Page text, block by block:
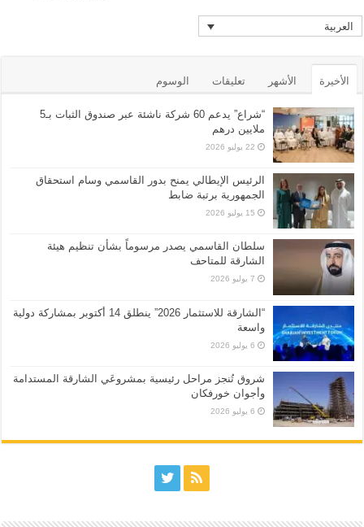
العربية
الأخيرة الأشهر تعليقات الوسوم
“شراع” يدعم 60 شركة ناشئة عبر صندوق الثبات بـ5
ملايين درهم
22 يوليو 2026
الرئيس الإيطالي يمنح بدور القاسمي وسام استحقاق
الجمهورية برتبة ضابط
15 يوليو 2026
سلطان القاسمي يصدر مرسوماً بشأن تنظيم هيئة
الشارقة للمتاحف
7 يوليو 2026
“الشارقة للاستثمار 2026” ينطلق 14 أكتوبر بمشاركة دولية
واسعة
6 يوليو 2026
شروق تُنجز مراحل رئيسية بمشروعَي الشارقة المستدامة
وأجوان خورفكان
6 يوليو 2026